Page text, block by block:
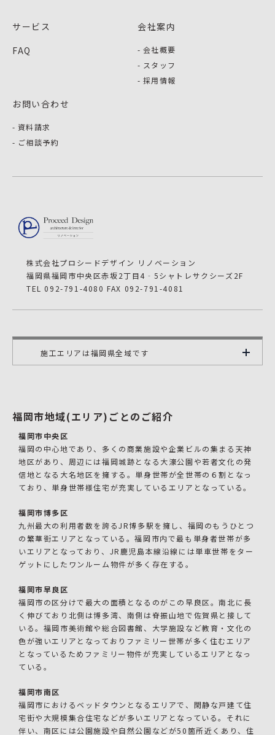
サービス
FAQ
会社案内
会社概要
スタッフ
採用情報
お問い合わせ
資料請求
ご相談予約
株式会社プロシードデザイン リノベーション
福岡県福岡市中央区赤坂2丁目4‐5シャトレサクシーズ2F
TEL 092-791-4080 FAX 092-791-4081
施工エリアは福岡県全域です
福岡市地域(エリア)ごとのご紹介
福岡市中央区
福岡の中心地であり、多くの商業施設や企業ビルの集まる天神
地区があり、周辺には福岡城跡となる大濠公園や若者文化の発
信地となる大名地区を擁する。単身世帯が全世帯の６割となっ
ており、単身世帯様住宅が充実しているエリアとなっている。
福岡市博多区
九州最大の利用者数を誇るJR博多駅を擁し、福岡のもうひとつ
の繁華街エリアとなっている。福岡市内で最も単身者世帯が多
いエリアとなっており、JR鹿児島本線沿線には単車世帯をター
ゲットにしたワンルーム物件が多く存在する。
福岡市早良区
福岡市の区分けで最大の面積となるのがこの早良区。南北に長
く伸びており北側は博多湾、南側は脊振山地で佐賀県と接して
いる。福岡市美術館や総合図書館、大学施設など教育・文化の
色が強いエリアとなっておりファミリー世帯が多く住むエリア
となっているためファミリー物件が充実しているエリアとなっ
ている。
福岡市南区
福岡市におけるベッドタウンとなるエリアで、閑静な戸建て住
宅街や大規模集合住宅などが多いエリアとなっている。それに
伴い、南区には公園施設や自然公園などが50箇所近くあり、住